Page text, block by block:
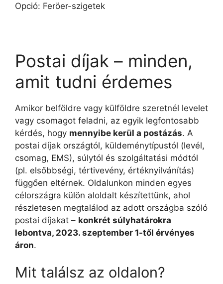
Opció: Feröer-szigetek
Postai díjak – minden,
amit tudni érdemes
Amikor belföldre vagy külföldre szeretnél levelet
vagy csomagot feladni, az egyik legfontosabb
kérdés, hogy mennyibe kerül a postázás. A
postai díjak országtól, küldeménytípustól (levél,
csomag, EMS), súlytól és szolgáltatási módtól
(pl. elsőbbségi, tértivevény, értéknyilvánítás)
függően eltérnek. Oldalunkon minden egyes
célországra külön aloldalt készítettünk, ahol
részletesen megtalálod az adott országba szóló
postai díjakat – konkrét súlyhatárokra
lebontva, 2023. szeptember 1-től érvényes
áron.
Mit találsz az oldalon?